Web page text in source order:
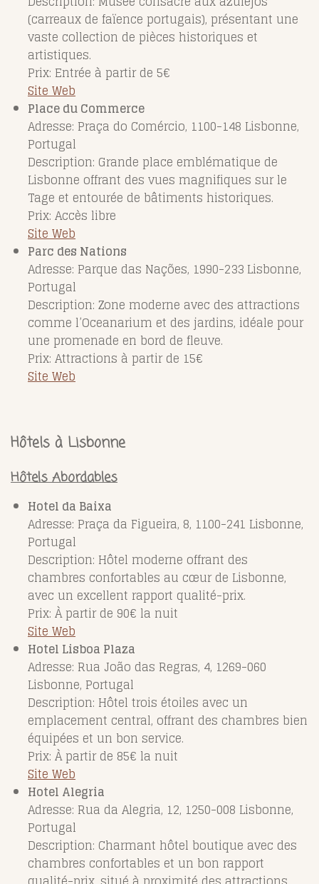
(carreaux de faïence portugais), présentant une
vaste collection de pièces historiques et
artistiques.
Prix: Entrée à partir de 5€
Site Web
Place du Commerce
Adresse: Praça do Comércio, 1100-148 Lisbonne,
Portugal
Description: Grande place emblématique de
Lisbonne offrant des vues magnifiques sur le
Tage et entourée de bâtiments historiques.
Prix: Accès libre
Site Web
Parc des Nations
Adresse: Parque das Nações, 1990-233 Lisbonne,
Portugal
Description: Zone moderne avec des attractions
comme l’Oceanarium et des jardins, idéale pour
une promenade en bord de fleuve.
Prix: Attractions à partir de 15€
Site Web
Hôtels à Lisbonne
Hôtels Abordables
Hotel da Baixa
Adresse: Praça da Figueira, 8, 1100-241 Lisbonne,
Portugal
Description: Hôtel moderne offrant des
chambres confortables au cœur de Lisbonne,
avec un excellent rapport qualité-prix.
Prix: À partir de 90€ la nuit
Site Web
Hotel Lisboa Plaza
Adresse: Rua João das Regras, 4, 1269-060
Lisbonne, Portugal
Description: Hôtel trois étoiles avec un
emplacement central, offrant des chambres bien
équipées et un bon service.
Prix: À partir de 85€ la nuit
Site Web
Hotel Alegria
Adresse: Rua da Alegria, 12, 1250-008 Lisbonne,
Portugal
Description: Charmant hôtel boutique avec des
chambres confortables et un bon rapport